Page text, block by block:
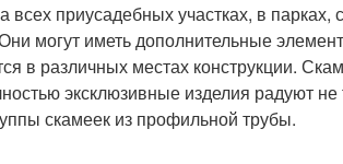
приусадебных участках, в парках,
могут иметь дополнительные
в различных местах конструкции.
эксклюзивные изделия радуют не
скамеек из профильной трубы.